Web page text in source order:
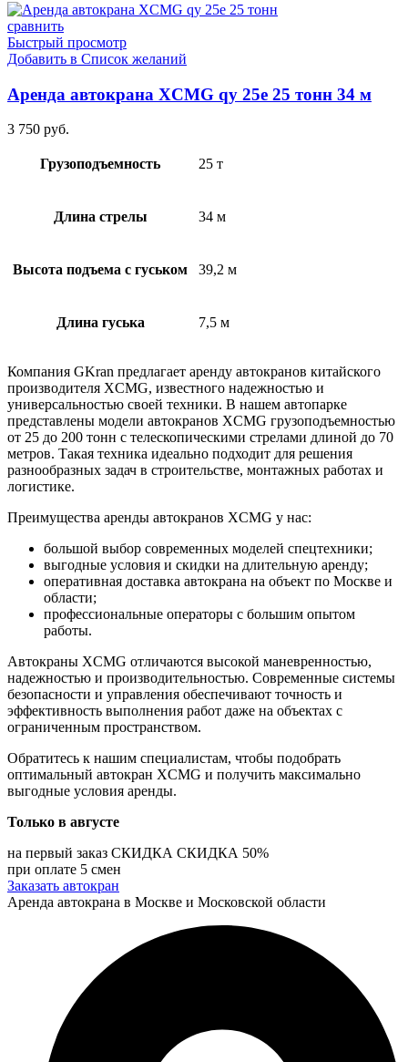
сравнить
Быстрый просмотр
Добавить в Список желаний
Аренда автокрана XCMG qy 25e 25 тонн 34 м
3 750 руб.
Грузоподъемность 25 т
Длина стрелы 34 м
Высота подъема с гуськом 39,2 м
Длина гуська 7,5 м
Компания GKran предлагает аренду автокранов китайского
производителя XCMG, известного надежностью и
универсальностью своей техники. В нашем автопарке
представлены модели автокранов XCMG грузоподъемностью
от 25 до 200 тонн с телескопическими стрелами длиной до 70
метров. Такая техника идеально подходит для решения
разнообразных задач в строительстве, монтажных работах и
логистике.
Преимущества аренды автокранов XCMG у нас:
большой выбор современных моделей спецтехники;
выгодные условия и скидки на длительную аренду;
оперативная доставка автокрана на объект по Москве и
области;
профессиональные операторы с большим опытом
работы.
Автокраны XCMG отличаются высокой маневренностью,
надежностью и производительностью. Современные системы
безопасности и управления обеспечивают точность и
эффективность выполнения работ даже на объектах с
ограниченным пространством.
Обратитесь к нашим специалистам, чтобы подобрать
оптимальный автокран XCMG и получить максимально
выгодные условия аренды.
Только в августе
на первый заказ СКИДКА СКИДКА 50%
при оплате 5 смен
Заказать автокран
Аренда автокрана в Москве и Московской области